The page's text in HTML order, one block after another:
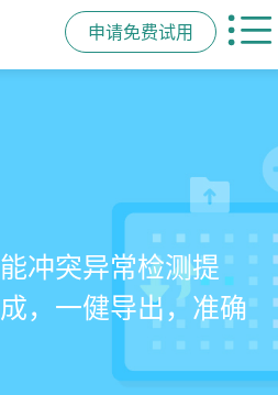
申请免费试用
校盈易
务管理系
效率45%
冲突异常检测提
，一健导出，准确
课时，老师带课量
数据清晰可查免扯
、学员、家长，沟
务贴心铸口碑促续